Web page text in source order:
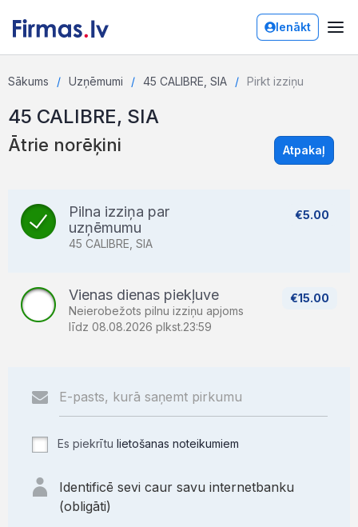
Ienākt
Sākums Uzņēmumi 45 CALIBRE, SIA Pirkt izziņu
45 CALIBRE, SIA
Ātrie norēķini Atpakaļ
€5.00
Pilna izziņa par
uzņēmumu
45 CALIBRE, SIA
€15.00
Vienas dienas piekļuve
Neierobežots pilnu izziņu apjoms
līdz 08.08.2026 plkst.23:59
Es piekrītu lietošanas noteikumiem
Identificē sevi caur savu internetbanku
(obligāti)